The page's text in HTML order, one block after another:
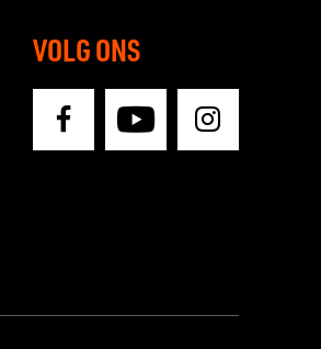
VOLG ONS